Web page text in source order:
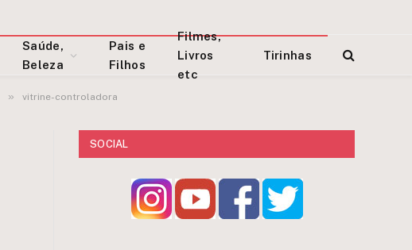
Saúde,
Beleza
Pais e
Filhos
Filmes,
Livros
etc
Tirinhas
» vitrine-controladora
SOCIAL